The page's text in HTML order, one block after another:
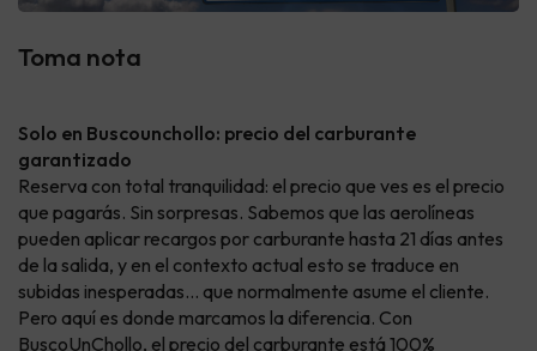
Toma nota
Solo en Buscounchollo: precio del carburante
garantizado
Reserva con total tranquilidad: el precio que ves es el precio
que pagarás. Sin sorpresas. Sabemos que las aerolíneas
pueden aplicar recargos por carburante hasta 21 días antes
de la salida, y en el contexto actual esto se traduce en
subidas inesperadas… que normalmente asume el cliente.
Pero aquí es donde marcamos la diferencia. Con
BuscoUnChollo, el precio del carburante está 100%